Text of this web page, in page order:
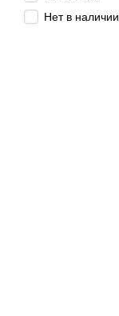
Нет в наличии